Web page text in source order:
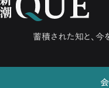
蓄積された知と、今